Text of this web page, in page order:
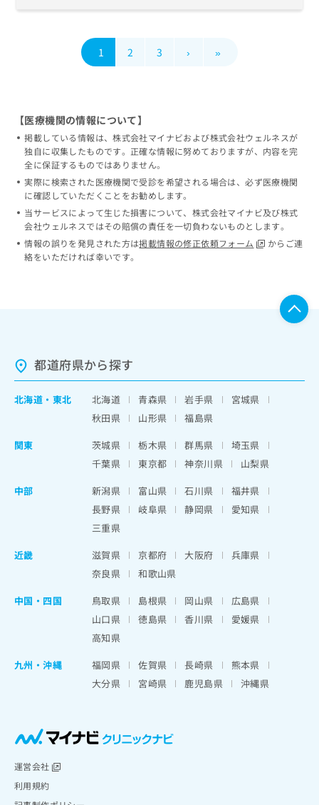
1 2 3 › »
【医療機関の情報について】
掲載している情報は、株式会社マイナビおよび株式会社ウェルネスが
独自に収集したものです。正確な情報に努めておりますが、内容を完
全に保証するものではありません。
実際に検索された医療機関で受診を希望される場合は、必ず医療機関
に確認していただくことをお勧めします。
当サービスによって生じた損害について、株式会社マイナビ及び株式
会社ウェルネスではその賠償の責任を一切負わないものとします。
情報の誤りを発見された方は掲載情報の修正依頼フォーム
からご連
絡をいただければ幸いです。
都道府県から探す
北海道 ・ 東北 北海道 青森県 岩手県
宮城県
秋田県
山形県
福島県
関東
茨城県 栃木県 群馬県
埼玉県
千葉県
東京都 神奈川県
山梨県
中部
新潟県 富山県 石川県
福井県
長野県
岐阜県 静岡県
愛知県
三重県
近畿
滋賀県 京都府 大阪府
兵庫県
奈良県
和歌山県
中国・四国
鳥取県 島根県 岡山県
広島県
山口県
徳島県 香川県
愛媛県
高知県
九州・沖縄
福岡県 佐賀県 長崎県
熊本県
大分県
宮崎県 鹿児島県 沖縄県
運営会社
利用規約